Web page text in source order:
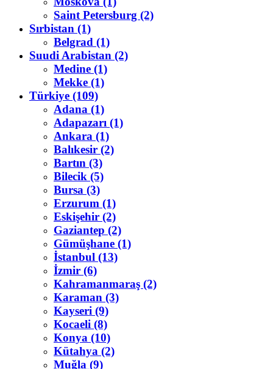
Saint Petersburg (2)
Sırbistan (1)
Belgrad (1)
Suudi Arabistan (2)
Medine (1)
Mekke (1)
Türkiye (109)
Adana (1)
Adapazarı (1)
Ankara (1)
Balıkesir (2)
Bartın (3)
Bilecik (5)
Bursa (3)
Erzurum (1)
Eskişehir (2)
Gaziantep (2)
Gümüşhane (1)
İstanbul (13)
İzmir (6)
Kahramanmaraş (2)
Karaman (3)
Kayseri (9)
Kocaeli (8)
Konya (10)
Kütahya (2)
Muğla (9)